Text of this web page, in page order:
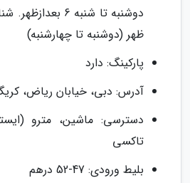
ظهر (دوشنبه تا چهارشنبه)
پارکینگ: دارد
آدرس: دبی، خیابان ریاض،
دسترسی: ماشین، مترو
تاکسی
بلیط ورودی: 47-52 درهم